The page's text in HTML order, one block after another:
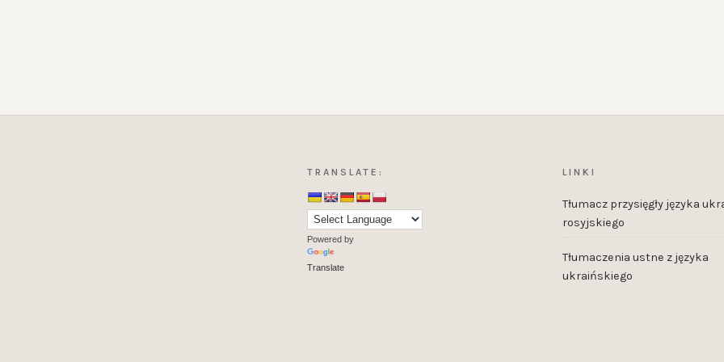
TRANSLATE:
Powered by
Translate
LINKI
Tłumacz przysięgły języka
rosyjskiego
Tłumaczenia ustne z języka
ukraińskiego